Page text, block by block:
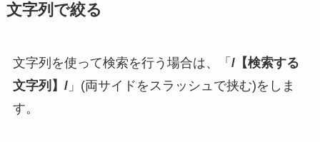
文字列で絞る
文字列を使って検索を行う場合は、「 /【検索する
文字列】/」(両サイドをスラッシュで挟む)をしま
す。